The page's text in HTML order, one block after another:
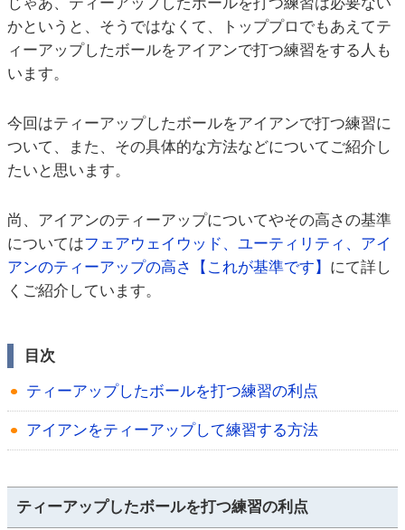
かというと、そうではなくて、トッププロでもあえてテ
ィーアップしたボールをアイアンで打つ練習をする人も
います。
今回はティーアップしたボールをアイアンで打つ練習に
ついて、また、その具体的な方法などについてご紹介し
たいと思います。
尚、アイアンのティーアップについてやその高さの基準
についてはフェアウェイウッド、ユーティリティ、アイ
アンのティーアップの高さ【これが基準です】 にて詳し
くご紹介しています。
目次
ティーアップしたボールを打つ練習の利点
アイアンをティーアップして練習する方法
ティーアップしたボールを打つ練習の利点